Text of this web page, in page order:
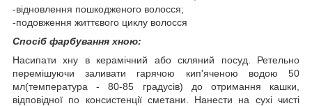
-відновлення пошкодженого волосся;
-подовження життєвого циклу волосся
Спосіб фарбування хною:
Насипати хну в керамічний або скляний посуд. Ретельно
перемішуючи заливати гарячою кип'яченою водою 50
мл(температура - 80-85 градусів) до отримання кашки,
відповідної по консистенції сметани. Нанести на сухі чисті